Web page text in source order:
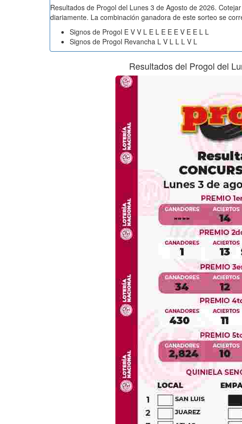
Resultados de Progol del Lunes 3 de Agosto de 2026.
diariamente. La combinación ganadora de este sorteo se
Signos de Progol E V V L E L E E E V E E L L
Signos de Progol Revancha L V L L L V L
Resultados del Progol del